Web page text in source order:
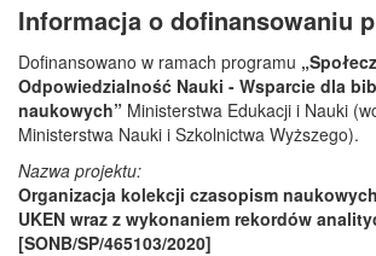
Informacja o dofinansowaniu
Dofinansowano w ramach programu
Odpowiedzialność Nauki - Wsparcie dla
naukowych” Ministerstwa Edukacji i Nauki
Ministerstwa Nauki i Szkolnictwa Wyższego).
Nazwa projektu:
Organizacja kolekcji czasopism
UKEN wraz z wykonaniem rekordów
[SONB/SP/465103/2020]